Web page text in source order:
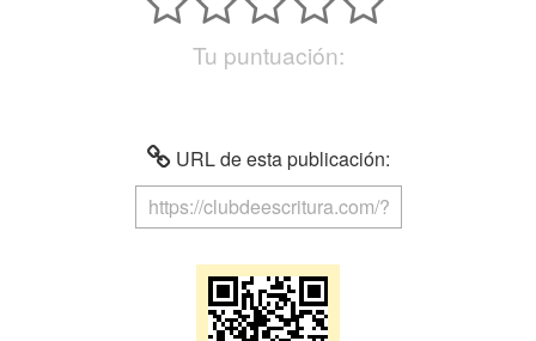
Tu puntuación:
URL de esta publicación: